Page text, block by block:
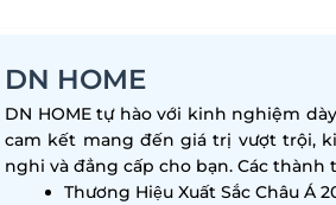
DN HOME
DN HOME tự hào với kinh nghiệm
cam kết mang đến giá trị vượt trội,
nghi và đẳng cấp cho bạn. Các thành
Thương Hiệu Xuất Sắc Châu Á